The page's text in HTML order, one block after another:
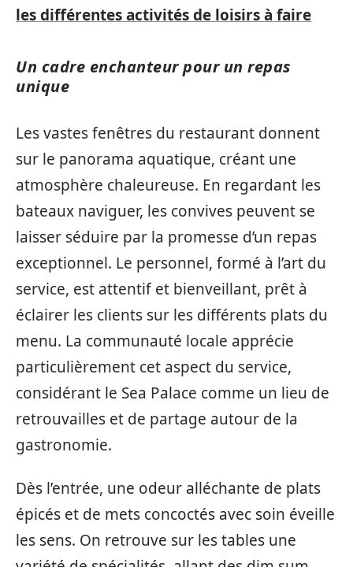
les différentes activités de loisirs à faire
Un cadre enchanteur pour un repas
unique
Les vastes fenêtres du restaurant donnent
sur le panorama aquatique, créant une
atmosphère chaleureuse. En regardant les
bateaux naviguer, les convives peuvent se
laisser séduire par la promesse d’un repas
exceptionnel. Le personnel, formé à l’art du
service, est attentif et bienveillant, prêt à
éclairer les clients sur les différents plats du
menu. La communauté locale apprécie
particulièrement cet aspect du service,
considérant le Sea Palace comme un lieu de
retrouvailles et de partage autour de la
gastronomie.
Dès l’entrée, une odeur alléchante de plats
épicés et de mets concoctés avec soin éveille
les sens. On retrouve sur les tables une